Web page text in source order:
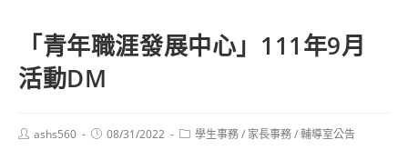
「青年職涯發展中心」111年9月
活動DM
Postashs560
Post08/31/2022
Post學生事務/ 家長事務/輔導室公告